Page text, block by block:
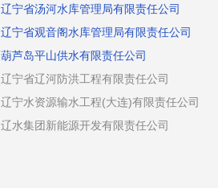
辽宁省汤河水库管理局有限责任公司
辽宁省观音阁水库管理局有限责任公司
葫芦岛平山供水有限责任公司
辽宁省辽河防洪工程有限责任公司
辽宁水资源输水工程(大连)有限责任公司
辽水集团新能源开发有限责任公司